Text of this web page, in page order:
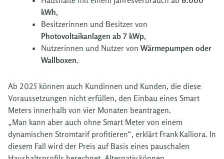
kWh,
Besitzerinnen und Besitzer von
Photovoltaikanlagen ab 7 kWp,
Nutzerinnen und Nutzer von Wärmepumpen oder
Wallboxen.
Ab 2025 können auch Kundinnen und Kunden, die diese
Voraussetzungen nicht erfüllen, den Einbau eines Smart
Meters innerhalb von vier Monaten beantragen.
„Man kann aber auch ohne Smart Meter von einem
dynamischen Stromtarif profitieren“, erklärt Frank Kalliora. In
diesem Fall wird der Preis auf Basis eines pauschalen